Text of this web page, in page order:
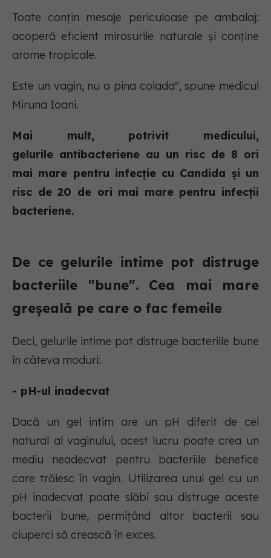
Toate conțin mesaje periculoase pe ambalaj:
acoperă eficient mirosurile naturale și conține
arome tropicale.
Este un vagin, nu o pina colada", spune medicul
Miruna Ioani.
Mai mult, potrivit medicului,
gelurile antibacteriene au un risc de 8 ori
mai mare pentru infecție cu Candida și un
risc de 20 de ori mai mare pentru infecții
bacteriene.
De ce gelurile intime pot distruge
bacteriile "bune". Cea mai mare
greșeală pe care o fac femeile
Deci, gelurile intime pot distruge bacteriile bune
în câteva moduri:
- pH-ul inadecvat
Dacă un gel intim are un pH diferit de cel
natural al vaginului, acest lucru poate crea un
mediu neadecvat pentru bacteriile benefice
care trăiesc în vagin. Utilizarea unui gel cu un
pH inadecvat poate slăbi sau distruge aceste
bacterii bune, permițând altor bacterii sau
ciuperci să crească în exces.